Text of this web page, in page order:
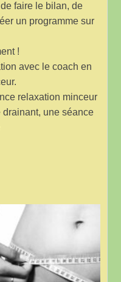
faire le bilan, de
un programme sur
!
avec le coach en
relaxation minceur
une séance